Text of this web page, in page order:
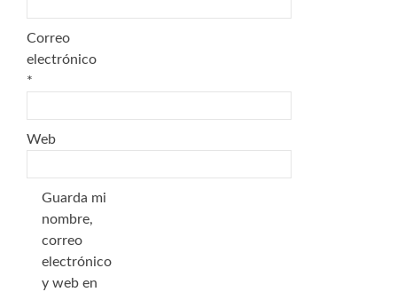
Correo
electrónico
*
Web
Guarda mi
nombre,
correo
electrónico
y web en